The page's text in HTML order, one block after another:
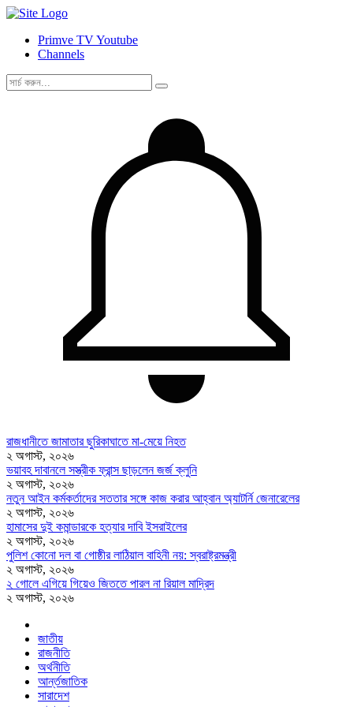
Primve TV Youtube
Channels
রাজধানীতে জামাতার ছুরিকাঘাতে মা-মেয়ে নিহত
২ অগাস্ট, ২০২৬
ভয়াবহ দাবানলে সস্ত্রীক ফ্রান্স ছাড়লেন জর্জ ক্লুনি
২ অগাস্ট, ২০২৬
নতুন আইন কর্মকর্তাদের সততার সঙ্গে কাজ করার আহ্বান অ্যাটর্নি জেনারেলের
২ অগাস্ট, ২০২৬
হামাসের দুই কমান্ডারকে হত্যার দাবি ইসরাইলের
২ অগাস্ট, ২০২৬
পুলিশ কোনো দল বা গোষ্ঠীর লাঠিয়াল বাহিনী নয়: স্বরাষ্ট্রমন্ত্রী
২ অগাস্ট, ২০২৬
২ গোলে এগিয়ে গিয়েও জিততে পারল না রিয়াল মাদ্রিদ
২ অগাস্ট, ২০২৬
জাতীয়
রাজনীতি
অর্থনীতি
আর্ন্তজাতিক
সারাদেশ